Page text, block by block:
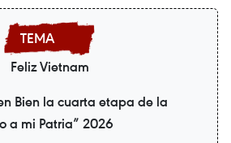
Feliz Vietnam
Bien la cuarta etapa de la
a mi Patria” 2026